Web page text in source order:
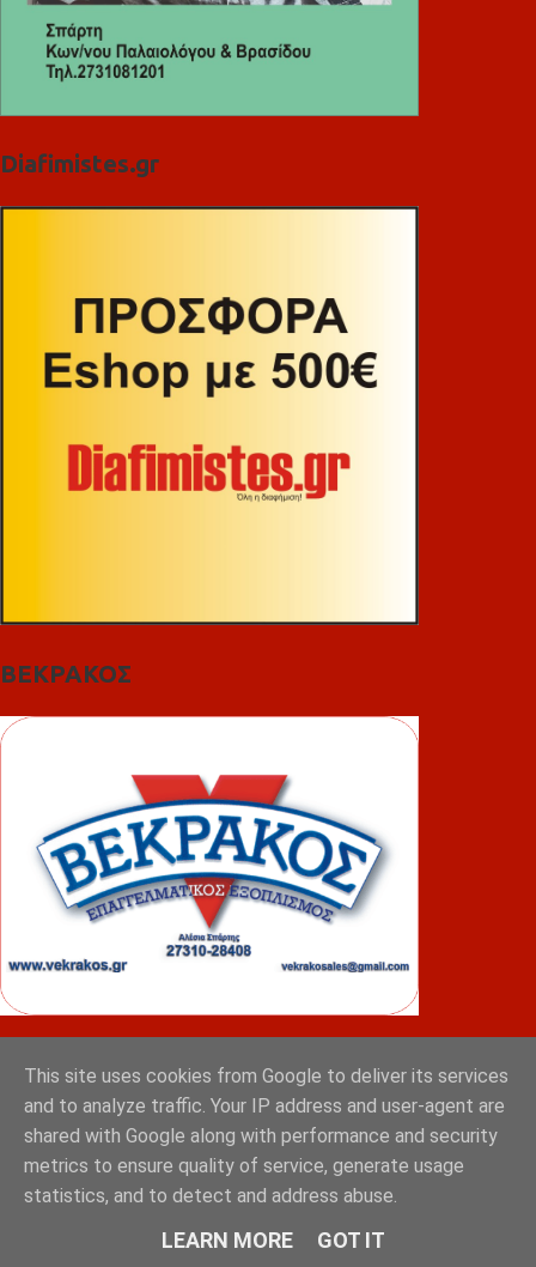
Diafimistes.gr
ΒΕΚΡΑΚΟΣ
ΦΟΥΝΤΑΣ
This site uses cookies from Google to deliver its services
and to analyze traffic. Your IP address and user-agent are
shared with Google along with performance and security
metrics to ensure quality of service, generate usage
statistics, and to detect and address abuse.
LEARN MORE GOT IT